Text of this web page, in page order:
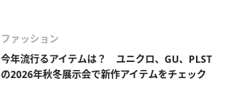
ファッション
今年流行るアイテムは？ ユニクロ、GU、PLST
の2026年秋冬展示会で新作アイテムをチェック